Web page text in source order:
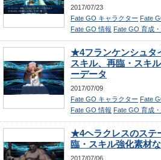
2017/07/23
Fate GO キャラクター Fate
Fate GO 情報 Fate GO 育成
★4フランケンシュタ
スキル、再臨・スキ
ーデータ
2017/07/09
Fate GO キャラクター Fate
Fate GO 情報 Fate GO 育成
★4ヘラクレスのステ
臨・スキル強化素材
2017/07/06